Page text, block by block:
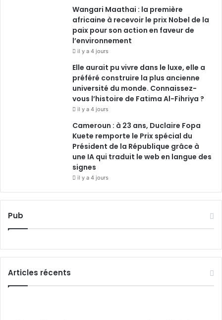
Wangari Maathai : la première
africaine à recevoir le prix Nobel de la
paix pour son action en faveur de
l’environnement
il y a 4 jours
Elle aurait pu vivre dans le luxe, elle a
préféré construire la plus ancienne
université du monde. Connaissez-
vous l’histoire de Fatima Al-Fihriya ?
il y a 4 jours
Cameroun : à 23 ans, Duclaire Fopa
Kuete remporte le Prix spécial du
Président de la République grâce à
une IA qui traduit le web en langue des
signes
il y a 4 jours
Pub
Articles récents